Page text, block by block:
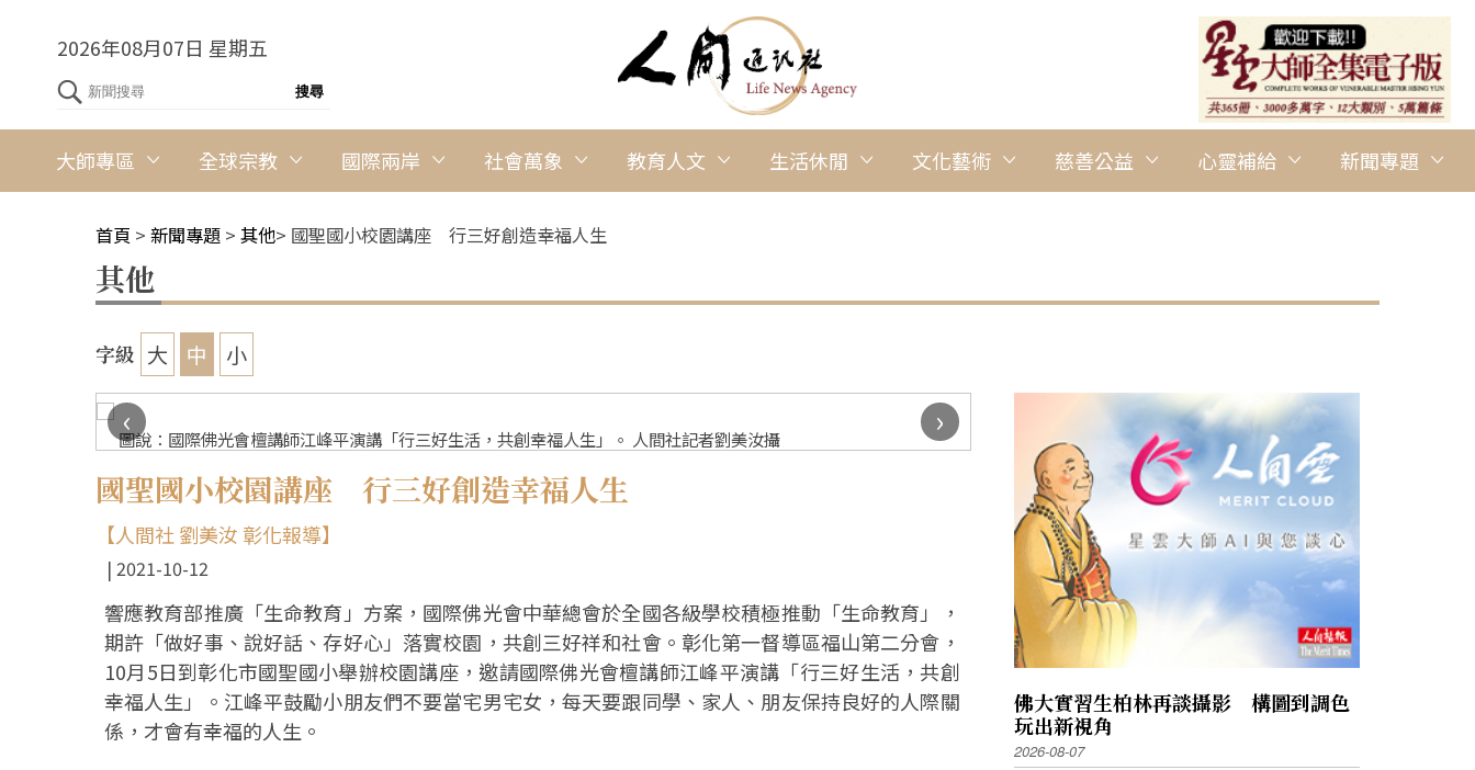
2026年08月07日 星期五
大師專區 全球宗教 國際兩岸 社會萬象 教育人文 生活休閒 文化藝術 慈善公益 心靈補給 新聞專題
首頁 > 新聞專題 > 其他> 國聖國小校園講座 行三好創造幸福人生
其他
字級 大 中 小
圖說：國際佛光會檀講師江峰平演講「行三好生活，共創幸福人生」。 人間社記者劉美汝攝 圖說：國聖國小校長黃至賢（左）感謝檀講師講得非常精彩、受
‹
›
國聖國小校園講座 行三好創造幸福人生
【人間社 劉美汝 彰化報導】
2021-10-12
響應教育部推廣「生命教育」方案，國際佛光會中華總會於全國各級學校積極推動「生命教育」，
期許「做好事、說好話、存好心」落實校園，共創三好祥和社會。彰化第一督導區福山第二分會，
10月5日到彰化市國聖國小舉辦校園講座，邀請國際佛光會檀講師江峰平演講「行三好生活，共創
幸福人生」。江峰平鼓勵小朋友們不要當宅男宅女，每天要跟同學、家人、朋友保持良好的人際關
係，才會有幸福的人生。
佛大實習生柏林再談攝影 構圖到調色
玩出新視角
2026-08-07